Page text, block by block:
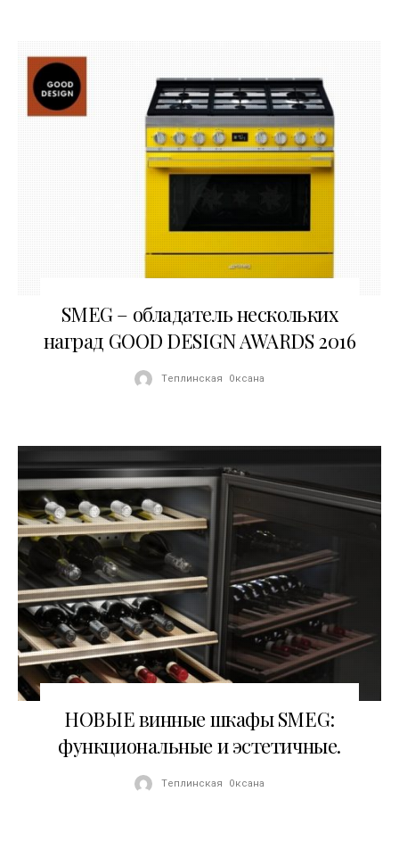
SMEG – обладатель нескольких
наград GOOD DESIGN AWARDS 2016
Теплинская Оксана
НОВЫЕ винные шкафы SMEG:
функциональные и эстетичные.
Теплинская Оксана